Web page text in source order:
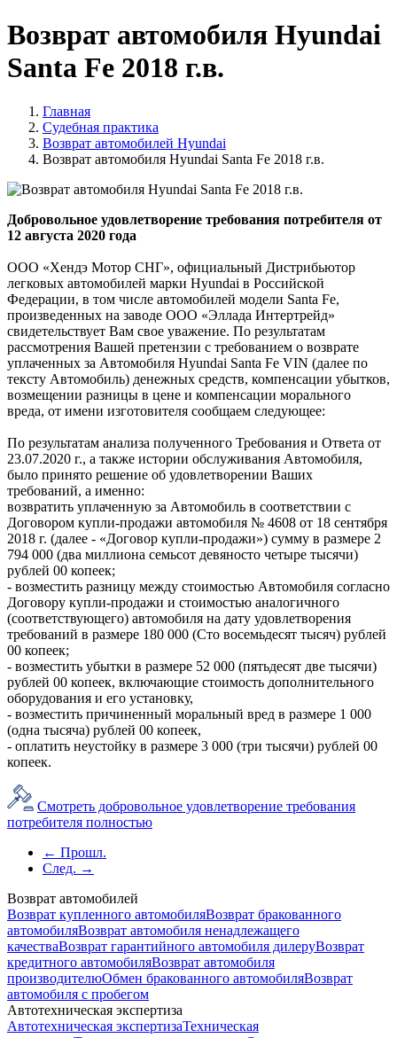
Возврат автомобиля Hyundai
Santa Fe 2018 г.в.
Главная
Судебная практика
Возврат автомобилей Hyundai
Возврат автомобиля Hyundai Santa Fe 2018 г.в.
Добровольное удовлетворение требования потребителя от
12 августа 2020 года
ООО «Хендэ Мотор СНГ», официальный Дистрибьютор
легковых автомобилей марки Hyundai в Российской
Федерации, в том числе автомобилей модели Santa Fe,
произведенных на заводе ООО «Эллада Интертрейд»
свидетельствует Вам свое уважение. По результатам
рассмотрения Вашей претензии с требованием о возврате
уплаченных за Автомобиля Hyundai Santa Fe VIN (далее по
тексту Автомобиль) денежных средств, компенсации убытков,
возмещении разницы в цене и компенсации морального
вреда, от имени изготовителя сообщаем следующее:
По результатам анализа полученного Требования и Ответа от
23.07.2020 г., а также истории обслуживания Автомобиля,
было принято решение об удовлетворении Ваших
требований, а именно:
возвратить уплаченную за Автомобиль в соответствии с
Договором купли-продажи автомобиля № 4608 от 18 сентября
2018 г. (далее - «Договор купли-продажи») сумму в размере 2
794 000 (два миллиона семьсот девяносто четыре тысячи)
рублей 00 копеек;
- возместить разницу между стоимостью Автомобиля согласно
Договору купли-продажи и стоимостью аналогичного
(соответствующего) автомобиля на дату удовлетворения
требований в размере 180 000 (Сто восемьдесят тысяч) рублей
00 копеек;
- возместить убытки в размере 52 000 (пятьдесят две тысячи)
рублей 00 копеек, включающие стоимость дополнительного
оборудования и его установку,
- возместить причиненный моральный вред в размере 1 000
(одна тысяча) рублей 00 копеек,
- оплатить неустойку в размере 3 000 (три тысячи) рублей 00
копеек.
Смотреть добровольное удовлетворение требования
потребителя полностью
← Прошл.
След. →
Возврат автомобилей
Возврат купленного автомобиляВозврат бракованного
автомобиляВозврат автомобиля ненадлежащего
качестваВозврат гарантийного автомобиля дилеруВозврат
кредитного автомобиляВозврат автомобиля
производителюОбмен бракованного автомобиляВозврат
автомобиля с пробегом
Автотехническая экспертиза
Автотехническая экспертизаТехническая